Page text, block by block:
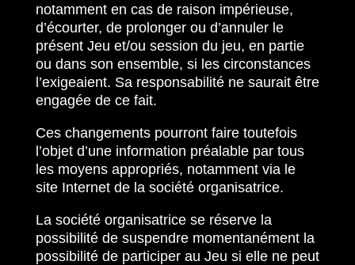
notamment en cas de raison impérieuse,
d’écourter, de prolonger ou d’annuler le
présent Jeu et/ou session du jeu, en partie
ou dans son ensemble, si les circonstances
l’exigeaient. Sa responsabilité ne saurait être
engagée de ce fait.
Ces changements pourront faire toutefois
l’objet d’une information préalable par tous
les moyens appropriés, notamment via le
site Internet de la société organisatrice.
La société organisatrice se réserve la
possibilité de suspendre momentanément la
possibilité de participer au Jeu si elle ne peut